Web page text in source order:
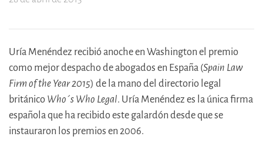
Uría Menéndez recibió anoche en Washington el premio
como mejor despacho de abogados en España (Spain Law
Firm of the Year 2015) de la mano del directorio legal
británico Who´s Who Legal. Uría Menéndez es la única firma
española que ha recibido este galardón desde que se
instauraron los premios en 2006.